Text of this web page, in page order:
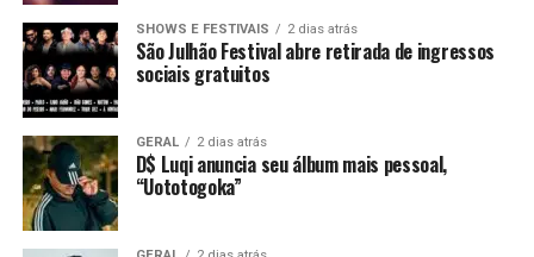
SHOWS E FESTIVAIS 2 dias atrás
São Julhão Festival abre retirada de ingressos
sociais gratuitos
GERAL 2 dias atrás
D$ Luqi anuncia seu álbum mais pessoal,
“Uototogoka”